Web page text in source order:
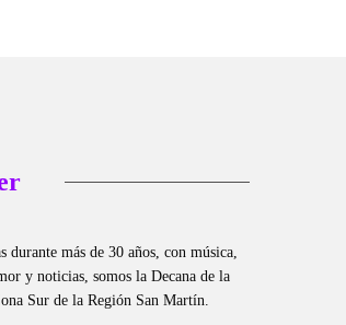
durante más de 30 años, con música,
y noticias, somos la Decana de la
Sur de la Región San Martín.